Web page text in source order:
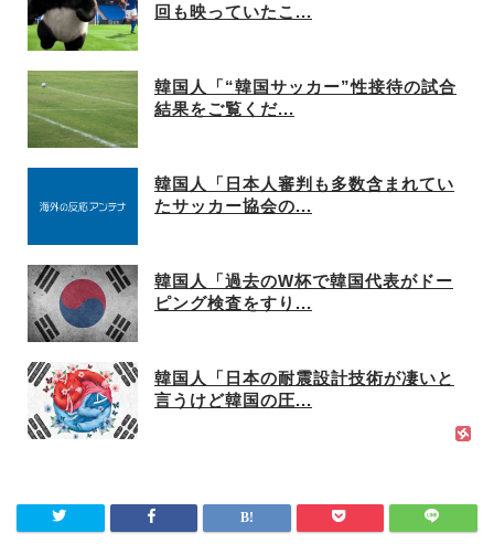
回も映っていたこ...
韓国人「“韓国サッカー”性接待の試合
結果をご覧くだ...
韓国人「日本人審判も多数含まれてい
たサッカー協会の...
韓国人「過去のW杯で韓国代表がドー
ピング検査をすり...
韓国人「日本の耐震設計技術が凄いと
言うけど韓国の圧...